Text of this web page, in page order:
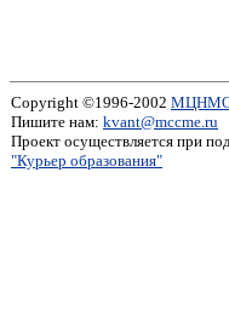
Copyright ©1996-2002
Пишите нам: kvant@mccme.ru
Проект осуществляется при
"Курьер образования"